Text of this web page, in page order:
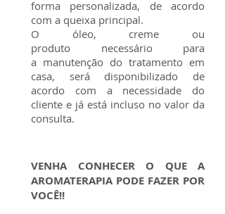
forma personalizada, de acordo
com a queixa principal.
O óleo, creme ou
produto necessário para
a manutenção do tratamento em
casa, será disponibilizado de
acordo com a necessidade do
cliente e já está incluso no valor da
consulta.
VENHA CONHECER O QUE A
AROMATERAPIA PODE FAZER POR
VOCÊ!!